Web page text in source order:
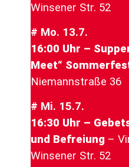
Winsener Str. 52
# Mo. 13.7.
16:00 Uhr –
Meet“
Niemannstraße 36
# Mi. 15.7.
16:30 Uhr –
und Befreiung –
Winsener Str. 52